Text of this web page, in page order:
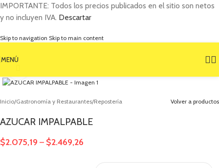
IMPORTANTE: Todos los precios publicados en el sitio son netos
y no incluyen IVA. Descartar
Skip to navigation Skip to main content
MENÚ
Inicio/Gastronomía y Restaurantes/Repostería Volver a productos
AZUCAR IMPALPABLE
$2.075,19 – $2.469,26